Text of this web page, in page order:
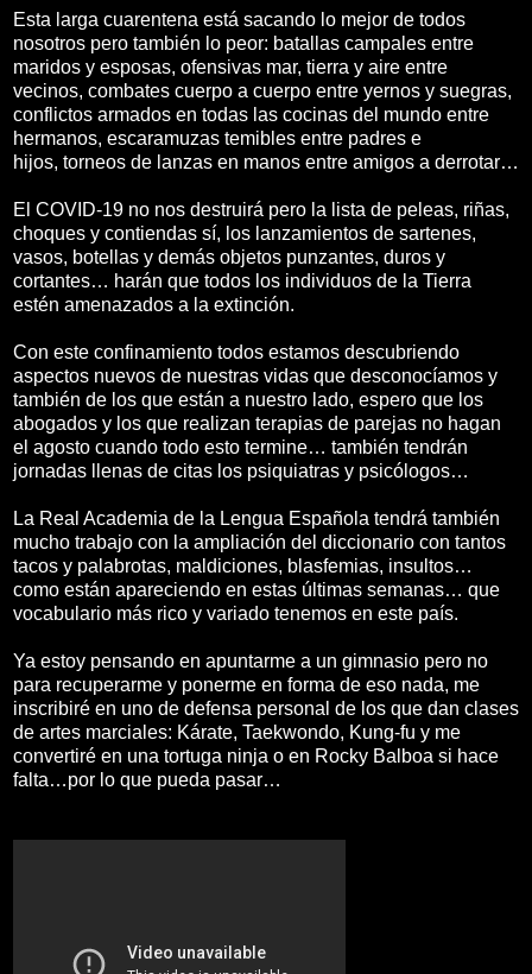
Esta larga cuarentena está sacando lo mejor de todos
nosotros pero también lo peor: batallas campales entre
maridos y esposas, ofensivas mar, tierra y aire entre
vecinos, combates cuerpo a cuerpo entre yernos y suegras,
conflictos armados en todas las cocinas del mundo entre
hermanos, escaramuzas temibles entre padres e
hijos, torneos de lanzas en manos entre amigos a derrotar…
El COVID-19 no nos destruirá pero la lista de peleas, riñas,
choques y contiendas sí, los lanzamientos de sartenes,
vasos, botellas y demás objetos punzantes, duros y
cortantes… harán que todos los individuos de la Tierra
estén amenazados a la extinción.
Con este confinamiento todos estamos descubriendo
aspectos nuevos de nuestras vidas que desconocíamos y
también de los que están a nuestro lado, espero que los
abogados y los que realizan terapias de parejas no hagan
el agosto cuando todo esto termine… también tendrán
jornadas llenas de citas los psiquiatras y psicólogos…
La Real Academia de la Lengua Española tendrá también
mucho trabajo con la ampliación del diccionario con tantos
tacos y palabrotas, maldiciones, blasfemias, insultos…
como están apareciendo en estas últimas semanas… que
vocabulario más rico y variado tenemos en este país.
Ya estoy pensando en apuntarme a un gimnasio pero no
para recuperarme y ponerme en forma de eso nada, me
inscribiré en uno de defensa personal de los que dan clases
de artes marciales: Kárate, Taekwondo, Kung-fu y me
convertiré en una tortuga ninja o en Rocky Balboa si hace
falta…por lo que pueda pasar…